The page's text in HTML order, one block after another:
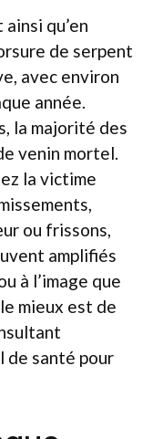
qu’en
de serpent
avec environ
année.
la majorité des
venin mortel.
la victime
ou frissons,
amplifiés
à l’image que
le mieux est de
de santé pour